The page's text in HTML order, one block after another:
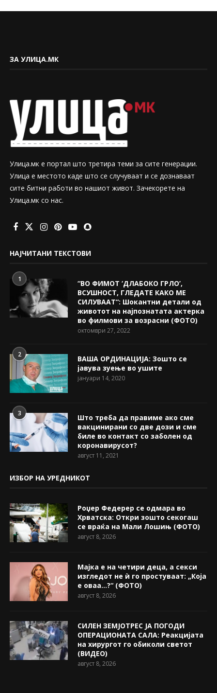
ЗА УЛИЦА.МК
Улица.мк е портал што третира теми за сите генерации.
Улица е местото каде што се случуваат и се дознаваат
сите битни работи во нашиот живот. Зачекорете на
Улица.мк со нас.
НАЈЧИТАНИ ТЕКСТОВИ
1
“ВО ФИМОТ ‘ДЛАБОКО ГРЛО’,
ВСУШНОСТ, ГЛЕДАТЕ КАКО МЕ
СИЛУВААТ“: Шокантни детали од
животот на најпознатата актерка
во филмови за возрасни (ФОТО)
октомври 27, 2022
2
ВАША ОРДИНАЦИЈА: Зошто се
јавува зуење во ушите
јануари 14, 2020
3
Што треба да правиме ако сме
вакцинирани со две дози и сме
биле во контакт со заболен од
коронавирусот?
август 11, 2021
ИЗБОР НА УРЕДНИКОТ
Роџер Федерер се одмара во
Хрватска: Откри зошто секогаш
се враќа на Мали Лошињ (ФОТО)
август 8, 2026
Мајка е на четири деца, а секси
изгледот не ѝ го простуваат: „Која
е оваа…?“ (ФОТО)
август 8, 2026
СИЛЕН ЗЕМЈОТРЕС ЈА ПОГОДИ
ОПЕРАЦИОНАТА САЛА: Реакцијата
на хирургот го обиколи светот
(ВИДЕО)
август 8, 2026